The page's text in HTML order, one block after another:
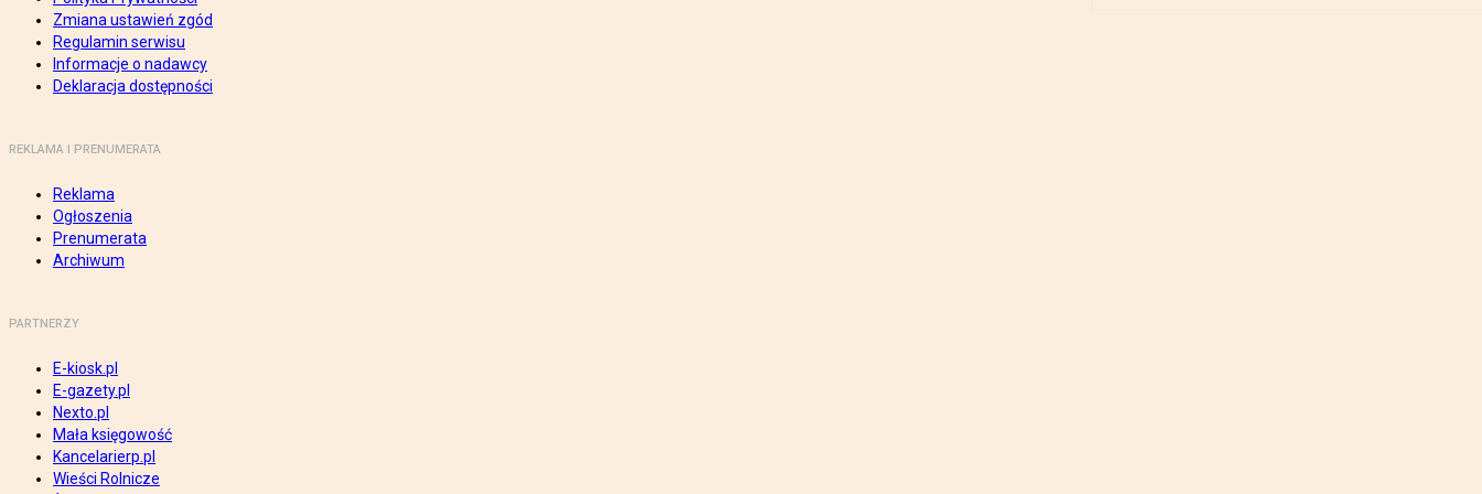
Zmiana ustawień zgód
Regulamin serwisu
Informacje o nadawcy
Deklaracja dostępności
REKLAMA I PRENUMERATA
Reklama
Ogłoszenia
Prenumerata
Archiwum
PARTNERZY
E-kiosk.pl
E-gazety.pl
Nexto.pl
Mała księgowość
Kancelarierp.pl
Wieści Rolnicze